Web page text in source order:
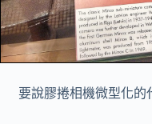
要說膠捲相機微型化的